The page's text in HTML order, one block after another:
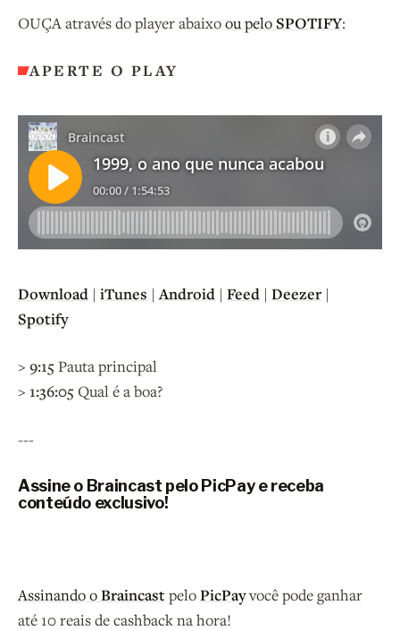
OUÇA através do player abaixoou pelo SPOTIFY:
APERTE O PLAY
Download | iTunes |Android | Feed | Deezer |
Spotify
> 9:15Pauta principal
> 1:36:05Qual é a boa?
---
Assine o Braincast pelo PicPay e receba
conteúdo exclusivo!
Assinando oBraincastpeloPicPayvocê pode ganhar
até 10 reais de cashback na hora!